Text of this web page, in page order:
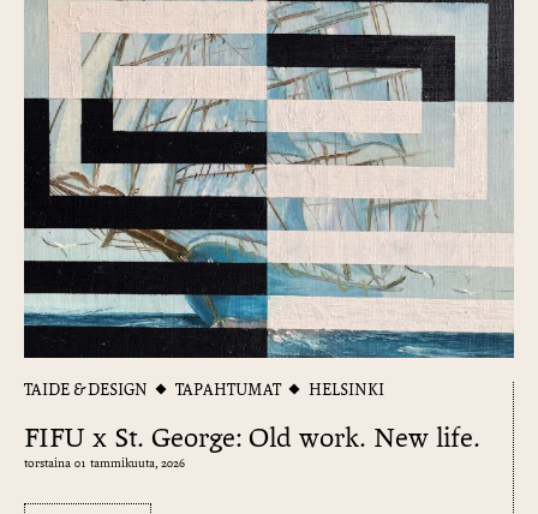
TAIDE & DESIGN TAPAHTUMAT HELSINKI
FIFU x St. George: Old work. New life.
torstaina 01 tammikuuta, 2026